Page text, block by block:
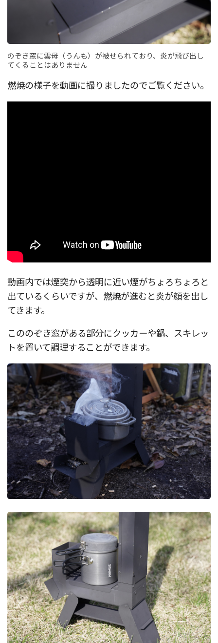
のぞき窓に雲母（うんも）が被せられており、炎が飛び出し
てくることはありません
燃焼の様子を動画に撮りましたのでご覧ください。
動画内では煙突から透明に近い煙がちょろちょろと
出ているくらいですが、燃焼が進むと炎が顔を出し
てきます。
こののぞき窓がある部分にクッカーや鍋、スキレッ
トを置いて調理することができます。